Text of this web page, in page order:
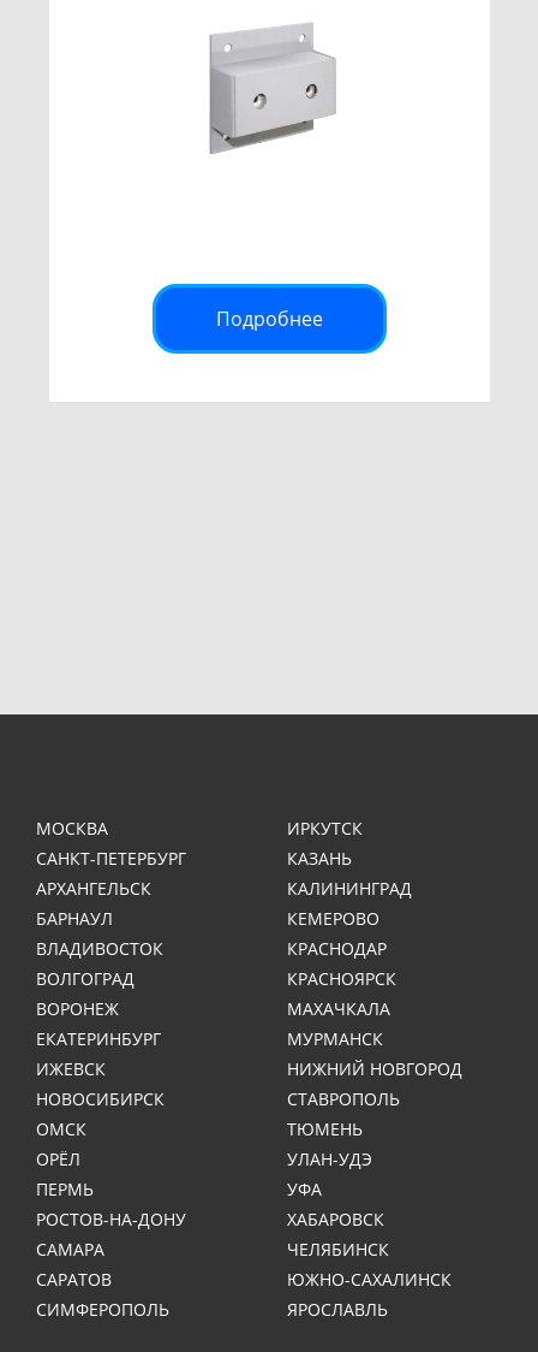
Подробнее
МОСКВА
САНКТ-ПЕТЕРБУРГ
АРХАНГЕЛЬСК
БАРНАУЛ
ВЛАДИВОСТОК
ВОЛГОГРАД
ВОРОНЕЖ
ЕКАТЕРИНБУРГ
ИЖЕВСК
ИРКУТСК
КАЗАНЬ
КАЛИНИНГРАД
КЕМЕРОВО
КРАСНОДАР
КРАСНОЯРСК
МАХАЧКАЛА
МУРМАНСК
НИЖНИЙ НОВГОРОД
НОВОСИБИРСК
ОМСК
ОРЁЛ
ПЕРМЬ
РОСТОВ-НА-ДОНУ
САМАРА
САРАТОВ
СИМФЕРОПОЛЬ
СТАВРОПОЛЬ
ТЮМЕНЬ
УЛАН-УДЭ
УФА
ХАБАРОВСК
ЧЕЛЯБИНСК
ЮЖНО-САХАЛИНСК
ЯРОСЛАВЛЬ